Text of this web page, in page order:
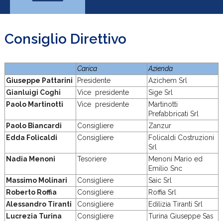
Consiglio Direttivo
Carica
Azienda
Giuseppe Pattarini
Presidente
Azichem Srl
Gianluigi Coghi
Vice presidente
Sige Srl
Paolo Martinotti
Vice presidente
Martinotti
Prefabbricati Srl
Paolo Biancardi
Consigliere
Zanzur
Edda Folicaldi
Consigliere
Folicaldi Costruzioni
Srl
Nadia Menoni
Tesoriere
Menoni Mario ed
Emilio Snc
Massimo Molinari
Consigliere
Saic Srl
Roberto Roffia
Consigliere
Roffia Srl
Alessandro Tiranti
Consigliere
Edilizia Tiranti Srl
Lucrezia Turina
Consigliere
Turina Giuseppe Sas